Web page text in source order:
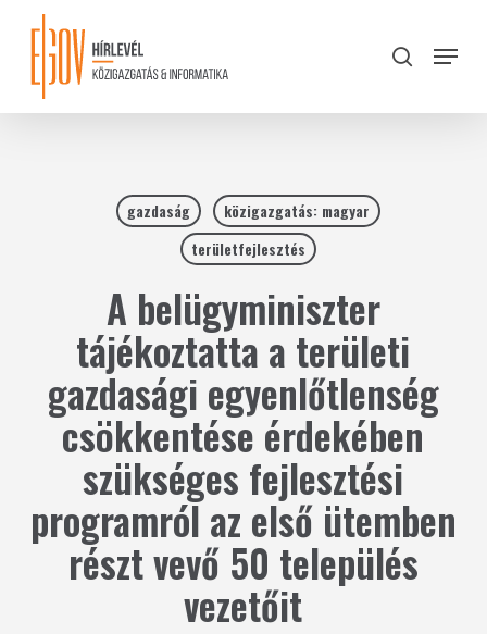
content
search
Menu
gazdaság
közigazgatás: magyar
területfejlesztés
A belügyminiszter
tájékoztatta a területi
gazdasági egyenlőtlenség
csökkentése érdekében
szükséges fejlesztési
programról az első ütemben
részt vevő 50 település
vezetőit
Close